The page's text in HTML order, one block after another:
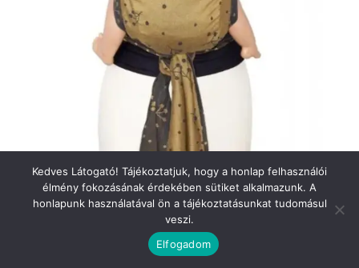
Manduca Twist Félcsatos Hordozó
Kedves Látogató! Tájékoztatjuk, hogy a honlap felhasználói
élmény fokozásának érdekében sütiket alkalmazunk. A
honlapunk használatával ön a tájékoztatásunkat tudomásul
veszi.
Elfogadom